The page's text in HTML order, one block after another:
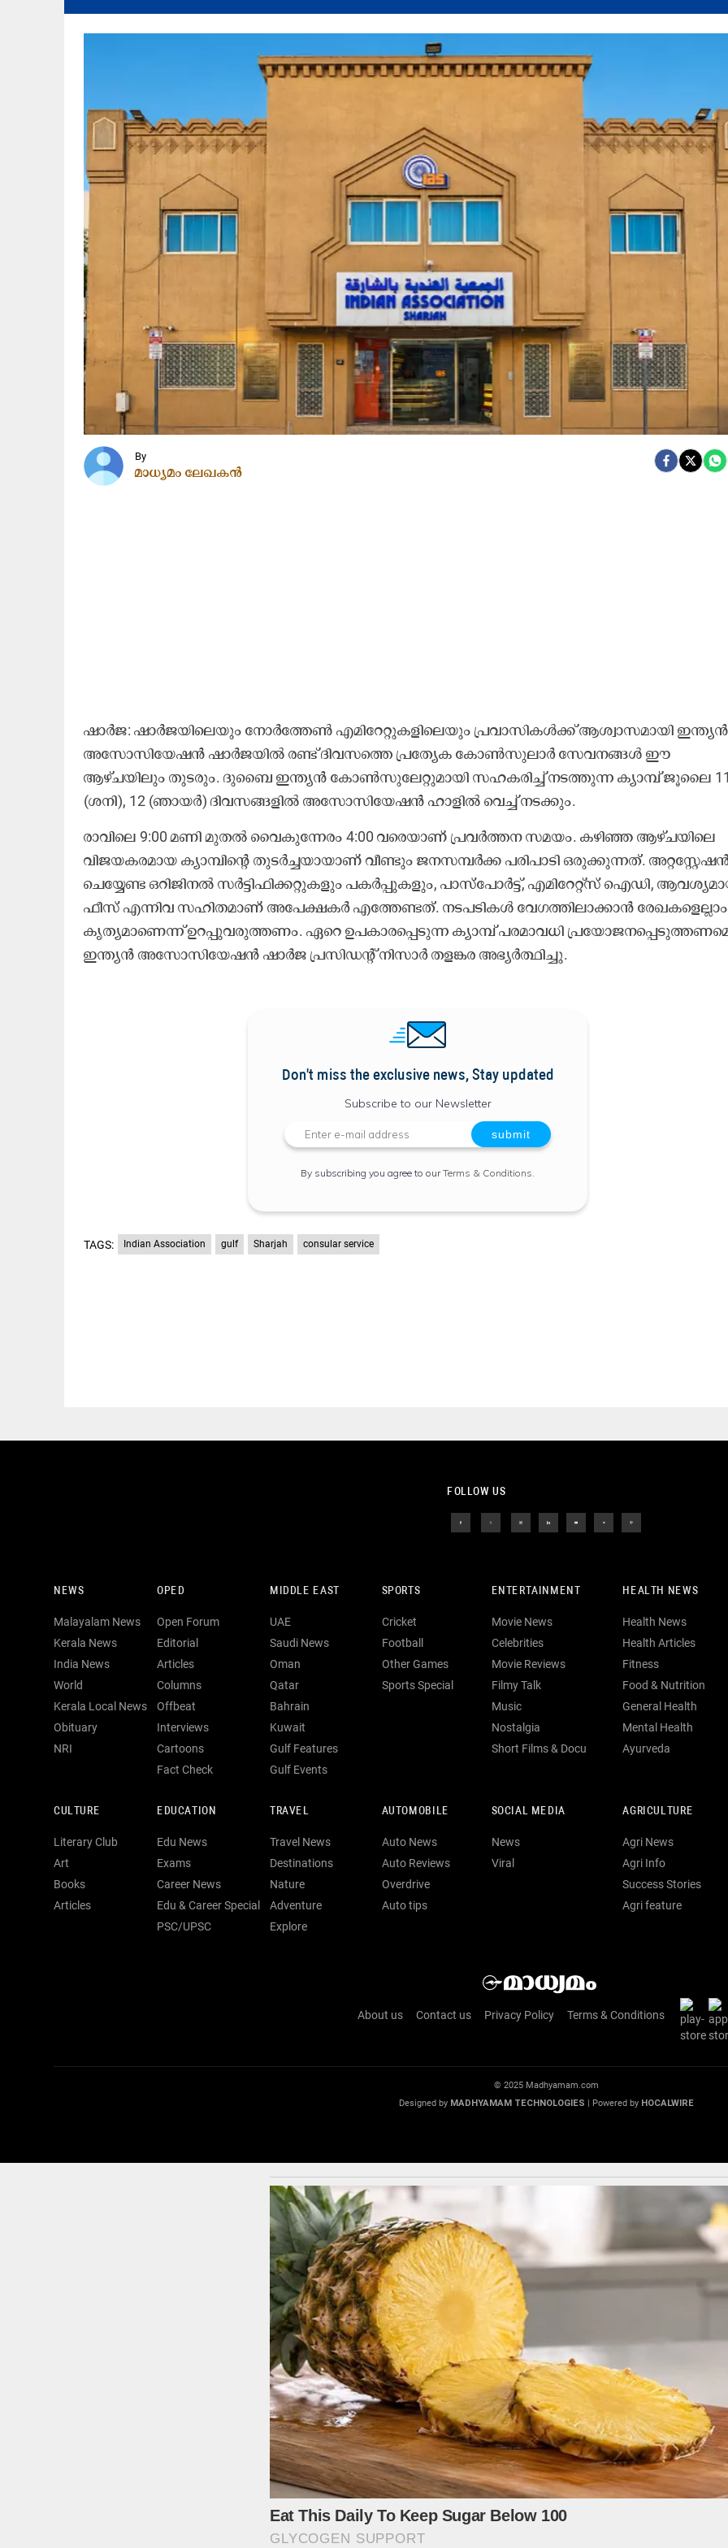
By
മാധ്യമം ലേഖകൻ
ഷാർജ: ഷാർജയിലെയും നോർത്തേൺ എമിറേറ്റുകളിലെയും പ്രവാസികൾക്ക് ആശ്വാസമായി ഇന്ത്യൻ
അസോസിയേഷൻ ഷാർജയിൽ രണ്ട് ദിവസത്തെ പ്രത്യേക കോൺസുലാർ സേവനങ്ങൾ ഈ
ആഴ്ചയിലും തുടരും. ദുബൈ ഇന്ത്യൻ കോൺസുലേറ്റുമായി സഹകരിച്ച് നടത്തുന്ന ക്യാമ്പ് ജൂലൈ 11
(ശനി), 12 (ഞായർ) ദിവസങ്ങളിൽ അസോസിയേഷൻ ഹാളിൽ വെച്ച് നടക്കും.
രാവിലെ 9:00 മണി മുതൽ വൈകുന്നേരം 4:00 വരെയാണ് പ്രവർത്തന സമയം. കഴിഞ്ഞ ആഴ്ചയിലെ
വിജയകരമായ ക്യാമ്പിന്റെ തുടർച്ചയായാണ് വീണ്ടും ജനസമ്പർക്ക പരിപാടി ഒരുക്കുന്നത്.
ചെയ്യേണ്ട ഒറിജിനൽ സർട്ടിഫിക്കറ്റുകളും പകർപ്പുകളും, പാസ്‌പോർട്ട്, എമിറേറ്റ്സ് ഐഡി,
ഫീസ് എന്നിവ സഹിതമാണ് അപേക്ഷകർ എത്തേണ്ടത്. നടപടികൾ വേഗത്തിലാക്കാൻ രേഖകളെല്ലാം
കൃത്യമാണെന്ന് ഉറപ്പുവരുത്തണം. ഏറെ ഉപകാരപ്പെടുന്ന ക്യാമ്പ് പരമാവധി
ഇന്ത്യൻ അസോസിയേഷൻ ഷാർജ പ്രസിഡന്റ് നിസാർ തളങ്കര അഭ്യർത്ഥിച്ചു.
Don't miss the exclusive news, Stay updated
Subscribe to our Newsletter
By subscribing you agree to ourTerms & Conditions
TAGS: Indian Association gulf Sharjah consular service
FOLLOW US
NEWS
Malayalam News
Kerala News
India News
World
Kerala Local News
Obituary
NRI
OPED
Open Forum
Editorial
Articles
Columns
Offbeat
Interviews
Cartoons
Fact Check
MIDDLE EAST
UAE
Saudi News
Oman
Qatar
Bahrain
Kuwait
Gulf Features
Gulf Events
SPORTS
Cricket
Football
Other Games
Sports Special
ENTERTAINMENT
Movie News
Celebrities
Movie Reviews
Filmy Talk
Music
Nostalgia
Short Films & Docu
HEALTH NEWS
Health News
Health Articles
Fitness
Food & Nutrition
General Health
Mental Health
Ayurveda
CULTURE
Literary Club
Art
Books
Articles
EDUCATION
Edu News
Exams
Career News
Edu & Career Special
PSC/UPSC
TRAVEL
Travel News
Destinations
Nature
Adventure
Explore
AUTOMOBILE
Auto News
Auto Reviews
Overdrive
Auto tips
SOCIAL MEDIA
News
Viral
AGRICULTURE
Agri News
Agri Info
Success Stories
Agri feature
About us Contact us Privacy Policy Terms & Conditions
© 2025 Madhyamam.com
Designed by MADHYAMAM TECHNOLOGIES | Powered by HOCALWIRE